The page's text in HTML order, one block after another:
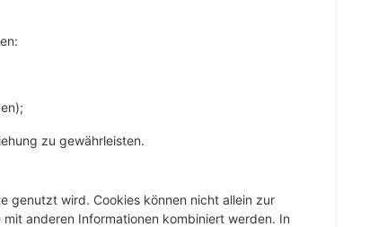
zu gewährleisten.
genutzt wird. Cookies können nicht allein zur
anderen Informationen kombiniert werden. In